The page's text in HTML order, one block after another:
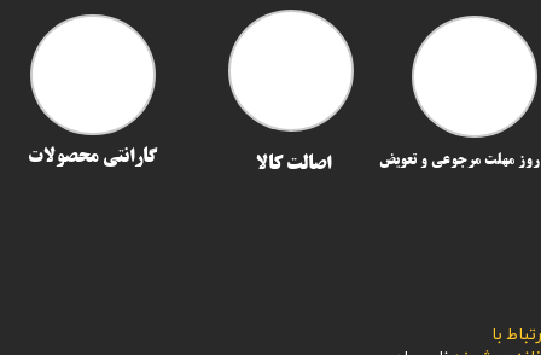
با
اصالت کالا گارانتی محصولات